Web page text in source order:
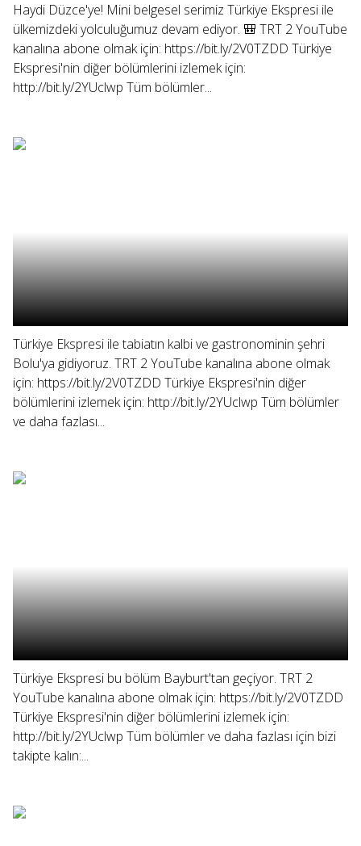
Haydi Düzce'ye! Mini belgesel serimiz Türkiye Ekspresi ile
ülkemizdeki yolculuğumuz devam ediyor. 🎒 TRT 2 YouTube
kanalına abone olmak için: https://bit.ly/2V0TZDD Türkiye
Ekspresi'nin diğer bölümlerini izlemek için:
http://bit.ly/2YUclwp Tüm bölümler...
Türkiye Ekspresi ile tabiatın kalbi ve gastronominin şehri
Bolu'ya gidiyoruz. TRT 2 YouTube kanalına abone olmak
için: https://bit.ly/2V0TZDD Türkiye Ekspresi'nin diğer
bölümlerini izlemek için: http://bit.ly/2YUclwp Tüm bölümler
ve daha fazlası...
Türkiye Ekspresi bu bölüm Bayburt'tan geçiyor. TRT 2
YouTube kanalına abone olmak için: https://bit.ly/2V0TZDD
Türkiye Ekspresi'nin diğer bölümlerini izlemek için:
http://bit.ly/2YUclwp Tüm bölümler ve daha fazlası için bizi
takipte kalın:...